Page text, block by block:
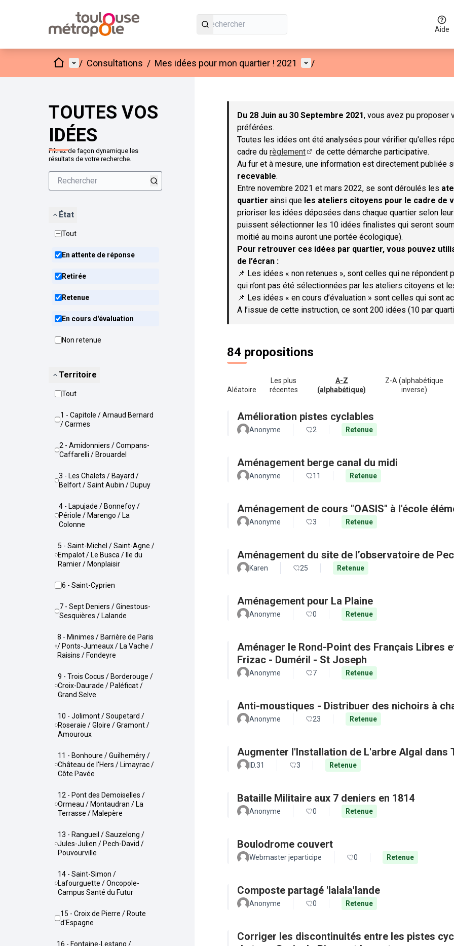
Aide
AccueilMenu principal
/ Consultations / Mes idées pour mon quartier ! 2021 Menu utilisateur
/
TOUTES VOS
IDÉES
Filtrez de façon dynamique les
résultats de votre recherche.
État
Tout
En attente de réponse
Retirée
Retenue
En cours d'évaluation
Non retenue
Territoire
Tout
1 - Capitole / Arnaud Bernard
/ Carmes
2 - Amidonniers / Compans-
Caffarelli / Brouardel
3 - Les Chalets / Bayard /
Belfort / Saint Aubin / Dupuy
4 - Lapujade / Bonnefoy /
Périole / Marengo / La
Colonne
5 - Saint-Michel / Saint-Agne /
Empalot / Le Busca / Ile du
Ramier / Monplaisir
6 - Saint-Cyprien
7 - Sept Deniers / Ginestous-
Sesquières / Lalande
8 - Minimes / Barrière de Paris
/ Ponts-Jumeaux / La Vache /
Raisins / Fondeyre
9 - Trois Cocus / Borderouge /
Croix-Daurade / Paléficat /
Grand Selve
10 - Jolimont / Soupetard /
Roseraie / Gloire / Gramont /
Amouroux
11 - Bonhoure / Guilheméry /
Château de l'Hers / Limayrac /
Côte Pavée
12 - Pont des Demoiselles /
Ormeau / Montaudran / La
Terrasse / Malepère
13 - Rangueil / Sauzelong /
Jules-Julien / Pech-David /
Pouvourville
14 - Saint-Simon /
Lafourguette / Oncopole-
Campus Santé du Futur
15 - Croix de Pierre / Route
d'Espagne
16 - Fontaine-Lestang /
Passer la carte
Du 28 Juin au 30 Septembre 2021, vous avez pu proposer
préférées.
Toutes les idées ont été analysées pour vérifier qu'elles
cadre du règlement
(S'ouvre dans un nouvel onglet)
de cette démarche participative.
Au fur et à mesure, une information est directement publiée
recevable.
Entre novembre 2021 et mars 2022, se sont déroulés les
quartier ainsi que les ateliers citoyens pour le cadre de
prioriser les idées déposées dans chaque quartier selon
puissent sélectionner les 10 idées finalistes qui seront
moitié au moins auront une portée écologique).
Pour retrouver ces idées par quartier, vous pouvez
de l’écran :
📌 Les idées « non retenues », sont celles qui ne
qui n’ont pas été sélectionnées par les ateliers citoyens et
📌 Les idées « en cours d’évaluation » sont celles qui sont
A l’issue de cette instruction, ce sont 200 idées (10 par
84 propositions
Aléatoire
Les plus
récentes
A-Z
(alphabétique)
Z-A (alphabétique
inverse)
Amélioration pistes cyclables
Anonyme 2 Retenue
Aménagement berge canal du midi
Anonyme 11 Retenue
Aménagement de cours "OASIS" à l'école
Anonyme 3 Retenue
Aménagement du site de l’observatoire de
Karen 25 Retenue
Aménagement pour La Plaine
Anonyme 0 Retenue
Aménager le Rond-Point des Français Libres
Frizac - Duméril - St Joseph
Anonyme 7 Retenue
Anti-moustiques - Distribuer des nichoirs à
Anonyme 23 Retenue
Augmenter l'Installation de L'arbre Algal dans
ID.31 3 Retenue
Bataille Militaire aux 7 deniers en 1814
Anonyme 0 Retenue
Boulodrome couvert
Webmaster jeparticipe 0 Retenue
Composte partagé 'lalala'lande
Anonyme 0 Retenue
Corriger les discontinuités entre les pistes